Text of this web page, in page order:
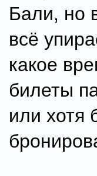
Бали, но
всё
какое
билеты
или xотя